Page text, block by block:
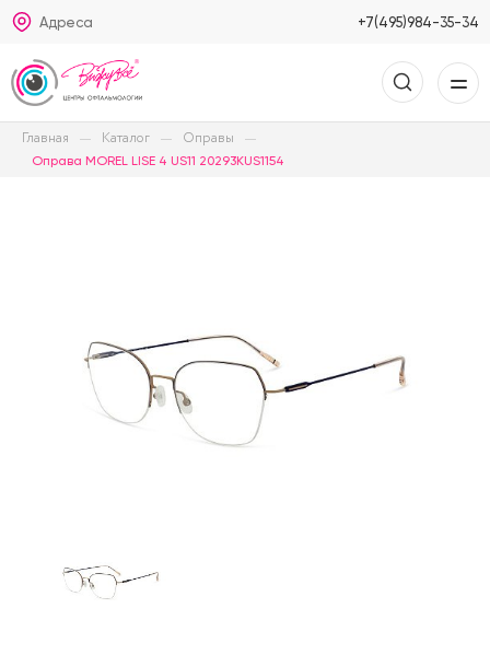
Адреса +7(495)984-35-34
Главная Каталог Оправы
Оправа MOREL LISE 4 US11 20293KUS1154